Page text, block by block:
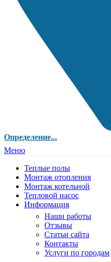
Определение...
Меню
Теплые полы
Монтаж отопления
Монтаж котельной
Тепловой насос
Информация
Наши работы
Отзывы
Статьи сайта
Контакты
Услуги по городам